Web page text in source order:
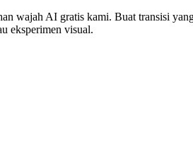
wajah AI gratis kami. Buat transisi
eksperimen visual.